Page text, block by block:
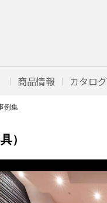
商品情報 カタログ
例集
）